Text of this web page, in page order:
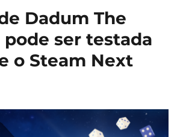
Dadum The
pode ser testada
o Steam Next